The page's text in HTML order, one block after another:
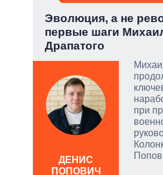
Эволюция, а не
первые шаги
Драпатого
при
ДЕНИС
ПОПОВИЧ